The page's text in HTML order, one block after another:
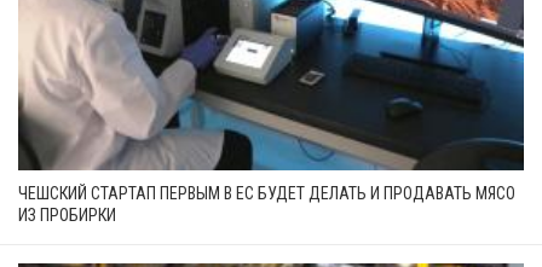
ЧЕШСКИЙ СТАРТАП ПЕРВЫМ В ЕС БУДЕТ ДЕЛАТЬ И ПРОДАВАТЬ МЯСО
ИЗ ПРОБИРКИ